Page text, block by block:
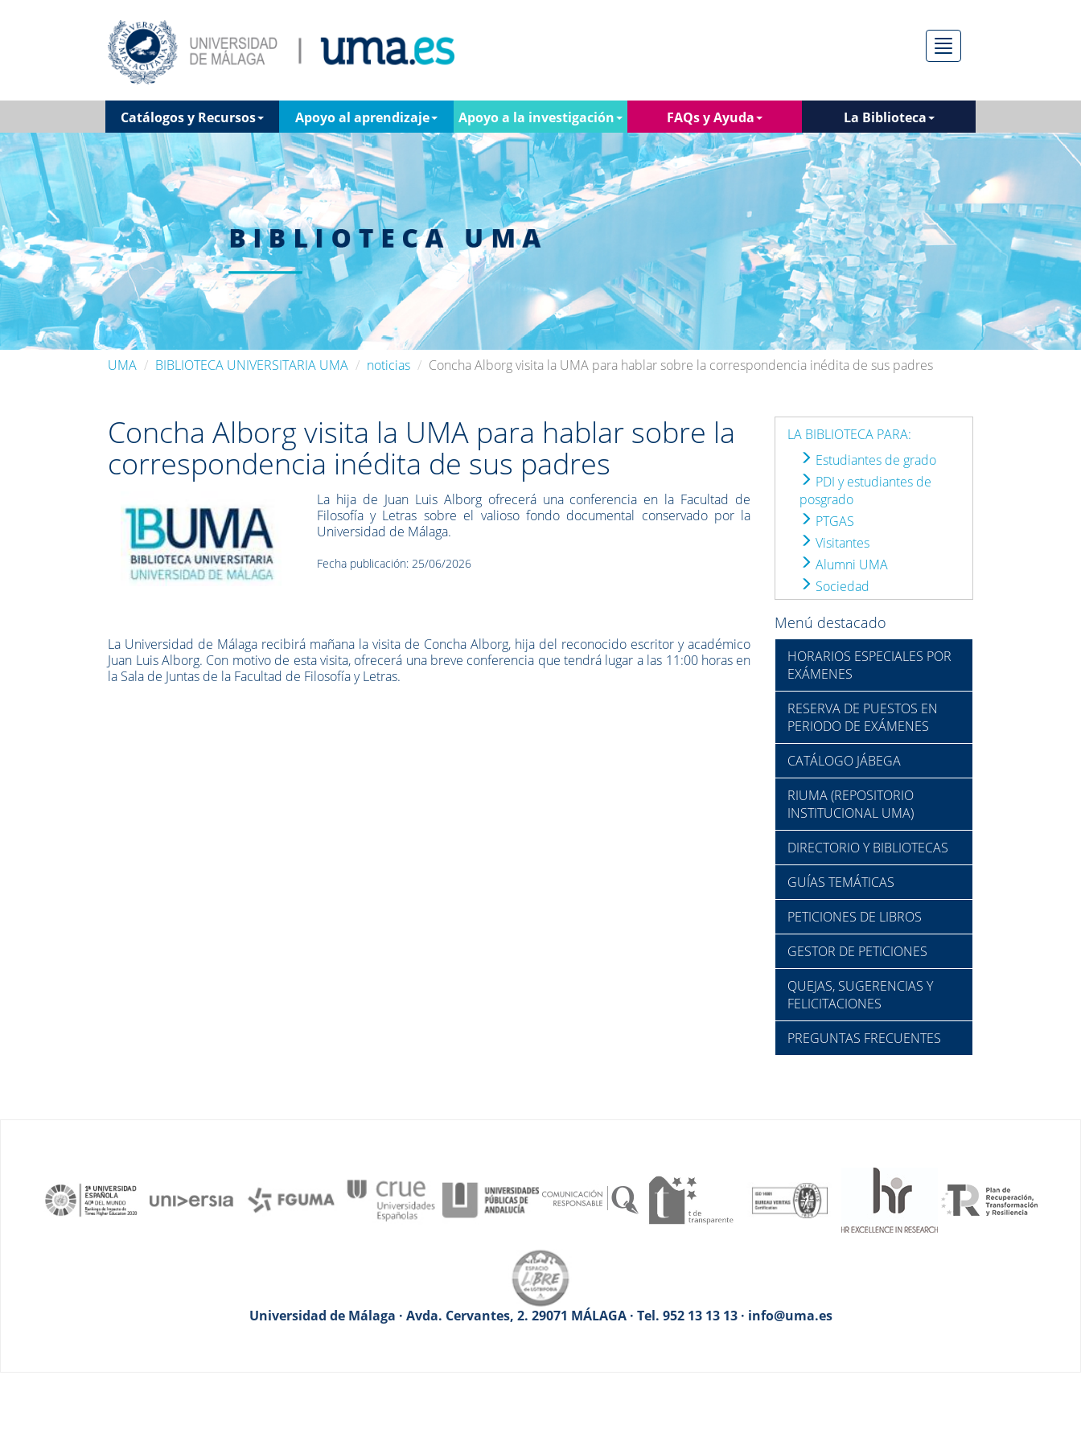
Menú
Catálogos y Recursos Apoyo al aprendizaje Apoyo a la investigación FAQs y Ayuda La Biblioteca
UMA BIBLIOTECA UNIVERSITARIA UMA noticias Concha Alborg visita la UMA para hablar sobre la correspondencia inédita de sus padres
Concha Alborg visita la UMA para hablar sobre la
correspondencia inédita de sus padres
La hija de Juan Luis Alborg ofrecerá una conferencia en la Facultad de
Filosofía y Letras sobre el valioso fondo documental conservado por la
Universidad de Málaga.
Fecha publicación: 25/06/2026
La Universidad de Málaga recibirá mañana la visita de Concha Alborg, hija del reconocido escritor y académico
Juan Luis Alborg. Con motivo de esta visita, ofrecerá una breve conferencia que tendrá lugar a las 11:00 horas en
la Sala de Juntas de la Facultad de Filosofía y Letras.
LA BIBLIOTECA PARA:
Estudiantes de grado
PDI y estudiantes de
posgrado
PTGAS
Visitantes
Alumni UMA
Sociedad
Menú destacado
HORARIOS ESPECIALES POR
EXÁMENES
RESERVA DE PUESTOS EN
PERIODO DE EXÁMENES
CATÁLOGO JÁBEGA
RIUMA (REPOSITORIO
INSTITUCIONAL UMA)
DIRECTORIO Y BIBLIOTECAS
GUÍAS TEMÁTICAS
PETICIONES DE LIBROS
GESTOR DE PETICIONES
QUEJAS, SUGERENCIAS Y
FELICITACIONES
PREGUNTAS FRECUENTES
Universidad de Málaga · Avda. Cervantes, 2. 29071 MÁLAGA · Tel. 952 13 13 13 · info@uma.es